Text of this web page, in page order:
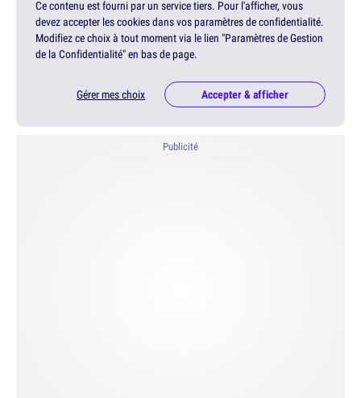
Ce contenu est fourni par un service tiers. Pour l'afficher, vous
devez accepter les cookies dans vos paramètres de confidentialité.
Modifiez ce choix à tout moment via le lien "Paramètres de Gestion
de la Confidentialité" en bas de page.
Gérer mes choix Accepter & afficher
Publicité